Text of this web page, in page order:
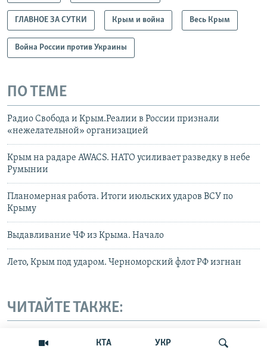
КТА УКР
ГЛАВНОЕ ЗА СУТКИ Крым и война Весь Крым
Война России против Украины
ПО ТЕМЕ
Радио Свобода и Крым.Реалии в России признали
«нежелательной» организацией
Крым на радаре AWACS. НАТО усиливает разведку в небе
Румынии
Планомерная работа. Итоги июльских ударов ВСУ по
Крыму
Выдавливание ЧФ из Крыма. Начало
Лето, Крым под ударом. Черноморский флот РФ изгнан
ЧИТАЙТЕ ТАКЖЕ:
ВОЙНА РОССИИ ПРОТИВ УКРАИНЫ